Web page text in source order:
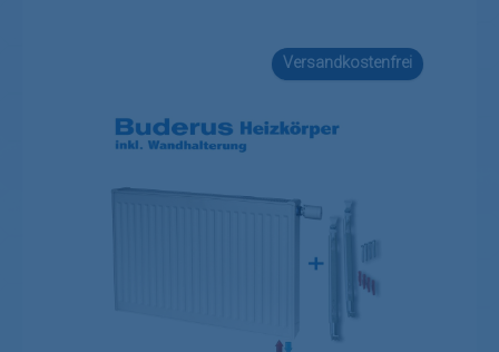
Versandkostenfrei